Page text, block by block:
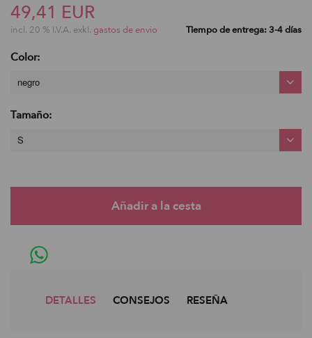
49,41 EUR
incl. 20 % I.V.A. exkl. gastos de envio Tiempo de entrega: 3-4 días
Color:
negro
Tamaño:
S
DETALLES CONSEJOS RESEÑA